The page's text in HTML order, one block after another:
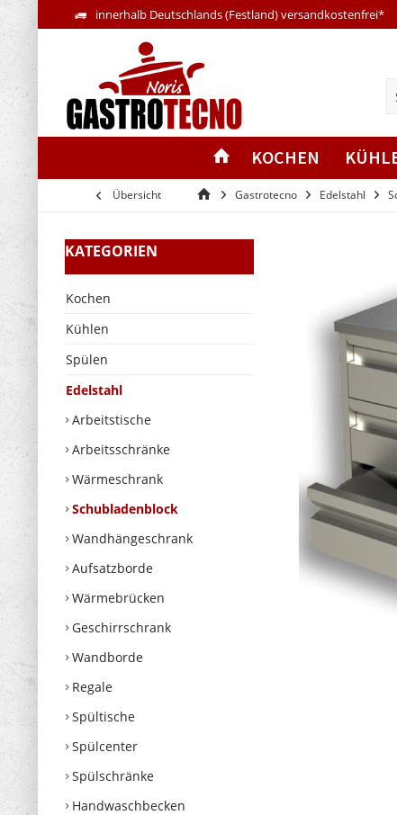
innerhalb Deutschlands (Festland) versandkostenfrei*
KOCHEN
Übersicht Gastrotecno Edelstahl
KATEGORIEN
Kochen
Kühlen
Spülen
Edelstahl
Arbeitstische
Arbeitsschränke
Wärmeschrank
Schubladenblock
Wandhängeschrank
Aufsatzborde
Wärmebrücken
Geschirrschrank
Wandborde
Regale
Spültische
Spülcenter
Spülschränke
Handwaschbecken